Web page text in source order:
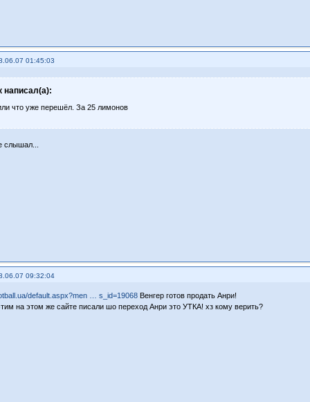
01:45:03
написал(а):
что уже перешёл. За 25 лимонов
слышал...
09:32:04
default.aspx?men … s_id=19068 Венгер готов продать Анри!
на этом же сайте писали шо переход Анри это УТКА! хз кому верить?